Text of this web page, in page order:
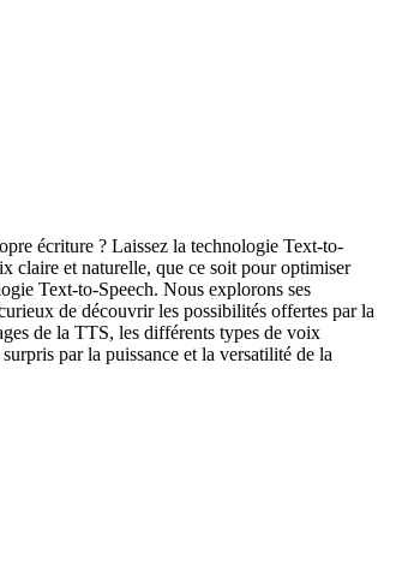
écriture ? Laissez la technologie Text-to-
claire et naturelle, que ce soit pour optimiser
Text-to-Speech. Nous explorons ses
de découvrir les possibilités offertes par la
de la TTS, les différents types de voix
par la puissance et la versatilité de la